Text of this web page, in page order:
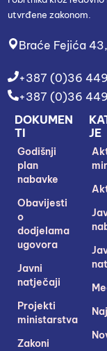
utvrđene zakonom.
Braće Fejića
+387 (0)36
+387 (0)36
JE
DOKUMEN
TI
Godišnji
plan
nabavke
Obavijesti
o
dodjelama
ugovora
Javni
natječaji
Projekti
ministarstva
Zakoni